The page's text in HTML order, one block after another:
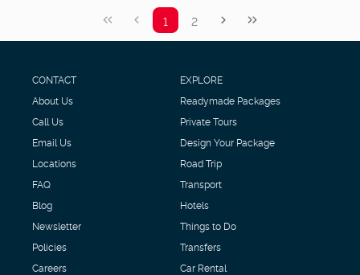
1 2
CONTACT
About Us
Call Us
Email Us
Locations
FAQ
Blog
Newsletter
Policies
Careers
EXPLORE
Readymade Packages
Private Tours
Design Your Package
Road Trip
Transport
Hotels
Things to Do
Transfers
Car Rental